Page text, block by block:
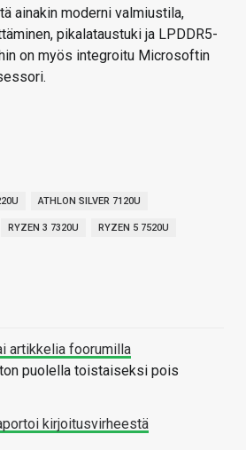
ainakin moderni valmiustila,
pikalataustuki ja LPDDR5-
on myös integroitu Microsoftin
ATHLON SILVER 7120U
RYZEN 3 7320U RYZEN 5 7520U
artikkelia foorumilla
puolella toistaiseksi pois
kirjoitusvirheestä